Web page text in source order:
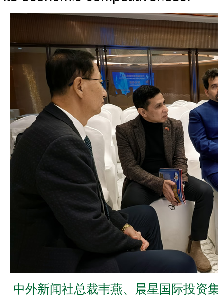
中外新闻社总裁韦燕、晨星国际投资